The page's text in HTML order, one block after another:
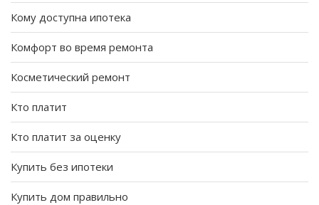
Кому доступна ипотека
Комфорт во время ремонта
Косметический ремонт
Кто платит
Кто платит за оценку
Купить без ипотеки
Купить дом правильно